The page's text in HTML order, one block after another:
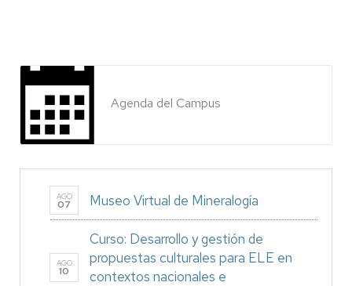
Agenda del Campus
AGO
07 Museo Virtual de Mineralogía
AGO
10
Curso: Desarrollo y gestión de
propuestas culturales para ELE en
contextos nacionales e